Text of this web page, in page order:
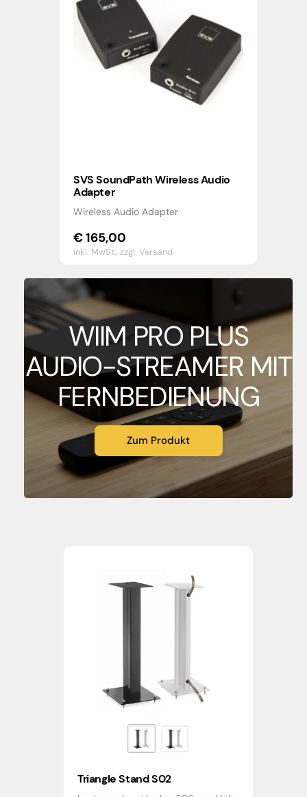
SVS SoundPath Wireless Audio
Adapter
Wireless Audio Adapter
€165,00
inkl. MwSt.,zzgl. Versand
WIIM PRO PLUS
AUDIO-STREAMER MIT
FERNBEDIENUNG
Zum Produkt
Triangle Stand S02